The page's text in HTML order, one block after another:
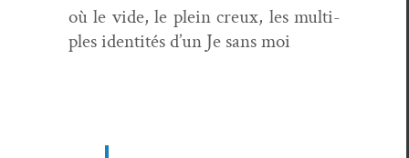
où le vide, le plein creux, les mul­ti­
ples iden­tités d’un Je sans moi